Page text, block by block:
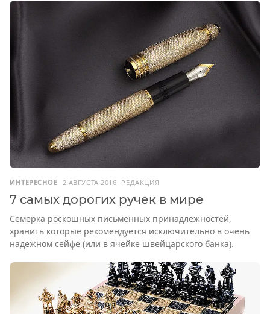
ИНТЕРЕСНОЕ 2 АВГУСТА 2016 РЕДАКЦИЯ
7 самых дорогих ручек в мире
Семерка роскошных письменных принадлежностей,
хранить которые рекомендуется исключительно в очень
надежном сейфе (или в ячейке швейцарского банка).